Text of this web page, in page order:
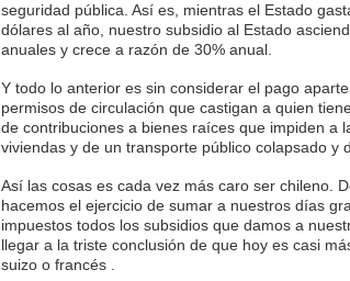
seguridad pública. Así es, mientras el Estado
dólares al año, nuestro subsidio al Estado
anuales y crece a razón de 30% anual.
Y todo lo anterior es sin considerar el pago
permisos de circulación que castigan a quien
de contribuciones a bienes raíces que impiden a
viviendas y de un transporte público colapsado y
Así las cosas es cada vez más caro ser chileno.
hacemos el ejercicio de sumar a nuestros días
impuestos todos los subsidios que damos a
llegar a la triste conclusión de que hoy es casi
suizo o francés .